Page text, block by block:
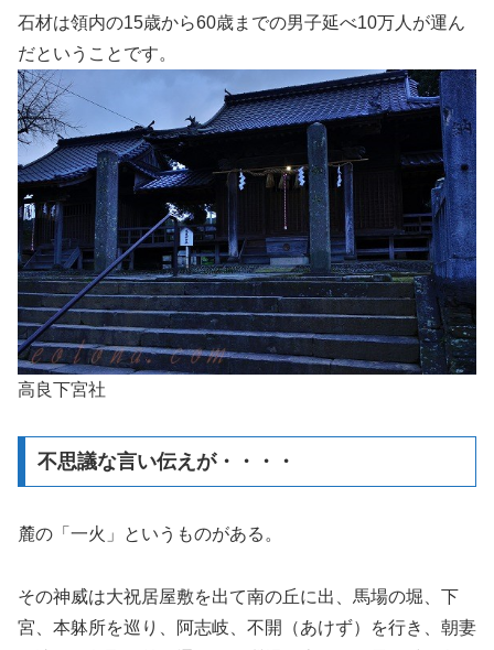
石材は領内の15歳から60歳までの男子延べ10万人が運ん
だということです。
高良下宮社
不思議な言い伝えが・・・・
麓の「一火」というものがある。
その神威は大祝居屋敷を出て南の丘に出、馬場の堀、下
宮、本躰所を巡り、阿志岐、不開（あけず）を行き、朝妻